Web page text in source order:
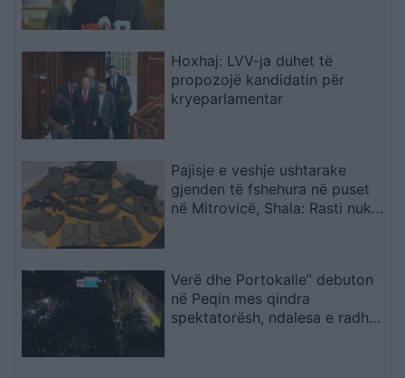
Hoxhaj: LVV-ja duhet të
propozojë kandidatin për
kryeparlamentar
Pajisje e veshje ushtarake
gjenden të fshehura në puset
në Mitrovicë, Shala: Rasti nuk
Verë dhe Portokalle” debuton
në Peqin mes qindra
spektatorësh, ndalesa e radhës